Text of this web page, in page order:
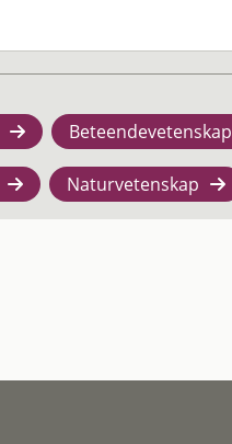
Beteendevetenskap
Naturvetenskap